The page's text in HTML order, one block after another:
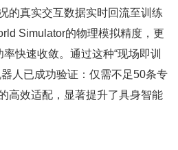
的真实交互数据实时回流至训练
Simulator的物理模拟精度，更
快速收敛。通过这种“现场即训
人已成功验证：仅需不足50条专
高效适配，显著提升了具身智能